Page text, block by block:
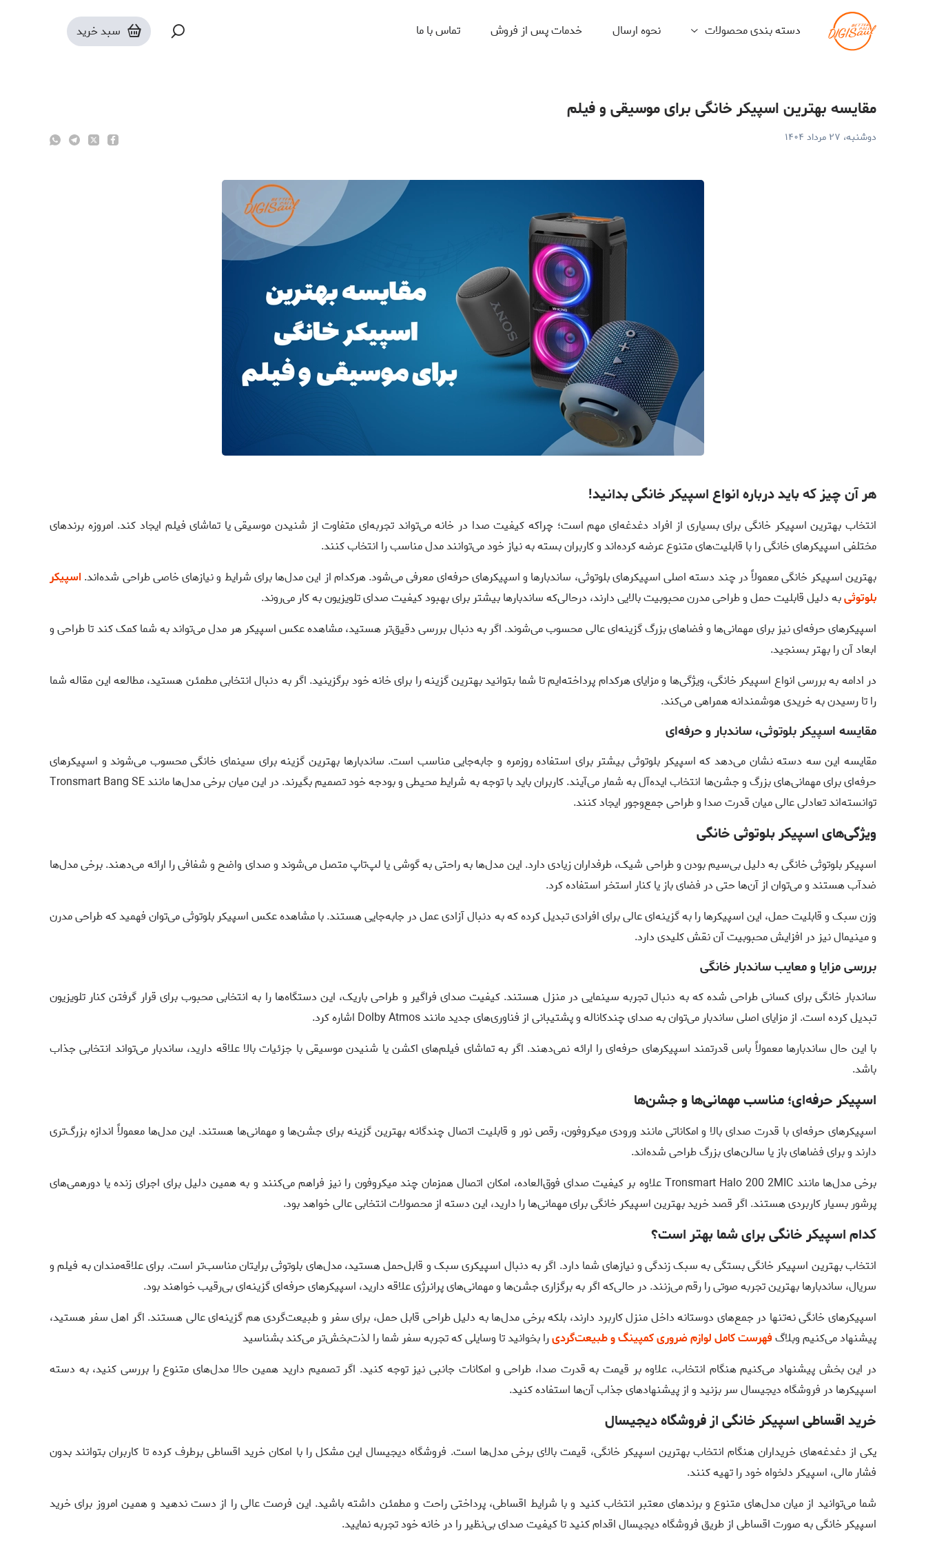
دسته بندی محصولات
نحوه ارسال خدمات پس از فروش تماس با ما سبد خرید
مقایسه بهترین اسپیکر خانگی برای موسیقی و فیلم
دوشنبه، ۲۷ مرداد ۱۴۰۴
هر آن چیز که باید درباره انواع اسپیکر خانگی بدانید!
انتخاب بهترین اسپیکر خانگی برای بسیاری از افراد دغدغه‌ای مهم است؛ چراکه کیفیت صدا در خانه می‌تواند تجربه‌ای متفاوت از شنیدن موسیقی یا تماشای فیلم ایجاد کند. امروزه برندهای
مختلفی اسپیکرهای خانگی را با قابلیت‌های متنوع عرضه کرده‌اند و کاربران بسته به نیاز خود می‌توانند مدل مناسب را انتخاب کنند.
بهترین اسپیکر خانگی معمولاً در چند دسته اصلی اسپیکرهای بلوتوثی، ساندبارها و اسپیکرهای حرفه‌ای معرفی می‌شود. هرکدام از این مدل‌ها برای شرایط و نیازهای خاصی طراحی شده‌اند. اسپیکر
بلوتوثیبه دلیل قابلیت حمل و طراحی مدرن محبوبیت بالایی دارند، درحالی‌که ساندبارها بیشتر برای بهبود کیفیت صدای تلویزیون به کار می‌روند.
اسپیکرهای حرفه‌ای نیز برای مهمانی‌ها و فضاهای بزرگ گزینه‌ای عالی محسوب می‌شوند. اگر به دنبال بررسی دقیق‌تر هستید، مشاهده عکس اسپیکر هر مدل می‌تواند به شما کمک کند تا طراحی و
ابعاد آن را بهتر بسنجید.
در ادامه به بررسی انواع اسپیکر خانگی، ویژگی‌ها و مزایای هرکدام پرداخته‌ایم تا شما بتوانید بهترین گزینه را برای خانه خود برگزینید. اگر به دنبال انتخابی مطمئن هستید، مطالعه این مقاله شما
را تا رسیدن به خریدی هوشمندانه همراهی می‌کند.
مقایسه اسپیکر بلوتوثی، ساندبار و حرفه‌ای
مقایسه این سه دسته نشان می‌دهد که اسپیکر بلوتوثی بیشتر برای استفاده روزمره و جابه‌جایی مناسب است. ساندبارها بهترین گزینه برای سینمای خانگی محسوب می‌شوند و اسپیکرهای
حرفه‌ای برای مهمانی‌های بزرگ و جشن‌ها انتخاب ایده‌آل به شمار می‌آیند. کاربران باید با توجه به شرایط محیطی و بودجه خود تصمیم بگیرند. در این میان برخی مدل‌ها مانند Tronsmart Bang SE
توانسته‌اند تعادلی عالی میان قدرت صدا و طراحی جمع‌وجور ایجاد کنند.
ویژگی‌های اسپیکر بلوتوثی خانگی
اسپیکر بلوتوثی خانگی به دلیل بی‌سیم بودن و طراحی شیک، طرفداران زیادی دارد. این مدل‌ها به راحتی به گوشی یا لپ‌تاپ متصل می‌شوند و صدای واضح و شفافی را ارائه می‌دهند. برخی مدل‌ها
ضدآب هستند و می‌توان از آن‌ها حتی در فضای باز یا کنار استخر استفاده کرد.
وزن سبک و قابلیت حمل، این اسپیکرها را به گزینه‌ای عالی برای افرادی تبدیل کرده که به دنبال آزادی عمل در جابه‌جایی هستند. با مشاهده عکس اسپیکر بلوتوثی می‌توان فهمید که طراحی مدرن
و مینیمال نیز در افزایش محبوبیت آن نقش کلیدی دارد.
بررسی مزایا و معایب ساندبار خانگی
ساندبار خانگی برای کسانی طراحی شده که به دنبال تجربه سینمایی در منزل هستند. کیفیت صدای فراگیر و طراحی باریک، این دستگاه‌ها را به انتخابی محبوب برای قرار گرفتن کنار تلویزیون
تبدیل کرده است. از مزایای اصلی ساندبار می‌توان به صدای چندکاناله و پشتیبانی از فناوری‌های جدید مانند Dolby Atmos اشاره کرد.
با این حال ساندبارها معمولاً باس قدرتمند اسپیکرهای حرفه‌ای را ارائه نمی‌دهند. اگر به تماشای فیلم‌های اکشن یا شنیدن موسیقی با جزئیات بالا علاقه دارید، ساندبار می‌تواند انتخابی جذاب
باشد.
اسپیکر حرفه‌ای؛ مناسب مهمانی‌ها و جشن‌ها
اسپیکرهای حرفه‌ای با قدرت صدای بالا و امکاناتی مانند ورودی میکروفون، رقص نور و قابلیت اتصال چندگانه بهترین گزینه برای جشن‌ها و مهمانی‌ها هستند. این مدل‌ها معمولاً اندازه بزرگ‌تری
دارند و برای فضاهای باز یا سالن‌های بزرگ طراحی شده‌اند.
برخی مدل‌ها مانند Tronsmart Halo 200 2MIC علاوه بر کیفیت صدای فوق‌العاده، امکان اتصال همزمان چند میکروفون را نیز فراهم می‌کنند و به همین دلیل برای اجرای زنده یا دورهمی‌های
پرشور بسیار کاربردی هستند. اگر قصد خرید بهترین اسپیکر خانگی برای مهمانی‌ها را دارید، این دسته از محصولات انتخابی عالی خواهد بود.
کدام اسپیکر خانگی برای شما بهتر است؟
انتخاب بهترین اسپیکر خانگی بستگی به سبک زندگی و نیازهای شما دارد. اگر به دنبال اسپیکری سبک و قابل‌حمل هستید، مدل‌های بلوتوثی برایتان مناسب‌تر است. برای علاقه‌مندان به فیلم و
سریال، ساندبارها بهترین تجربه صوتی را رقم می‌زنند. در حالی‌که اگر به برگزاری جشن‌ها و مهمانی‌های پرانرژی علاقه دارید، اسپیکرهای حرفه‌ای گزینه‌ای بی‌رقیب خواهند بود.
اسپیکرهای خانگی نه‌تنها در جمع‌های دوستانه داخل منزل کاربرد دارند، بلکه برخی مدل‌ها به دلیل طراحی قابل حمل، برای سفر و طبیعت‌گردی هم گزینه‌ای عالی هستند. اگر اهل سفر هستید،
پیشنهاد می‌کنیم وبلاگفهرست کامل لوازم ضروری کمپینگ و طبیعت‌گردیرا بخوانید تا وسایلی که تجربه سفر شما را لذت‌بخش‌تر می‌کند بشناسید
در این بخش پیشنهاد می‌کنیم هنگام انتخاب، علاوه بر قیمت به قدرت صدا، طراحی و امکانات جانبی نیز توجه کنید. اگر تصمیم دارید همین حالا مدل‌های متنوع را بررسی کنید، به دسته
اسپیکرها در فروشگاه دیجیسال سر بزنید و از پیشنهادهای جذاب آن‌ها استفاده کنید.
خرید اقساطی اسپیکر خانگی از فروشگاه دیجیسال
یکی از دغدغه‌های خریداران هنگام انتخاب بهترین اسپیکر خانگی، قیمت بالای برخی مدل‌ها است. فروشگاه دیجیسال این مشکل را با امکان خرید اقساطی برطرف کرده تا کاربران بتوانند بدون
فشار مالی، اسپیکر دلخواه خود را تهیه کنند.
شما می‌توانید از میان مدل‌های متنوع و برندهای معتبر انتخاب کنید و با شرایط اقساطی، پرداختی راحت و مطمئن داشته باشید. این فرصت عالی را از دست ندهید و همین امروز برای خرید
اسپیکر خانگی به صورت اقساطی از طریق فروشگاه دیجیسال اقدام کنید تا کیفیت صدای بی‌نظیر را در خانه خود تجربه نمایید.